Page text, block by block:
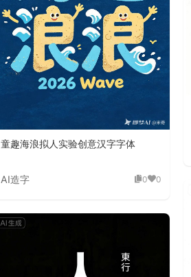
童趣海浪拟人实验创意汉字字体
AI造字 0 0